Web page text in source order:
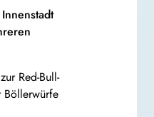
Red-Bull-
Böllerwürfe